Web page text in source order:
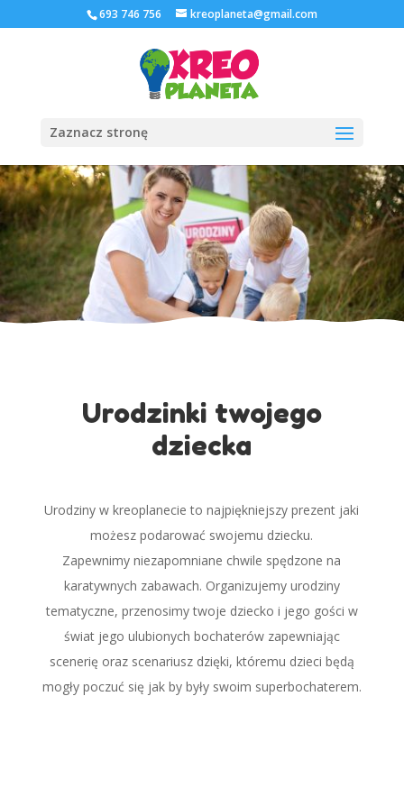
693 746 756 kreoplaneta@gmail.com
Zaznacz stronę
Urodzinki twojego
dziecka
Urodziny w kreoplanecie to najpiękniejszy prezent jaki
możesz podarować swojemu dziecku.
Zapewnimy niezapomniane chwile spędzone na
karatywnych zabawach. Organizujemy urodziny
tematyczne, przenosimy twoje dziecko i jego gości w
świat jego ulubionych bochaterów zapewniając
scenerię oraz scenariusz dzięki, któremu dzieci będą
mogły poczuć się jak by były swoim superbochaterem.